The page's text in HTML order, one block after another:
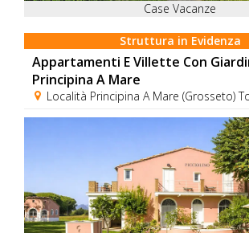
Case Vacanze
Struttura in Evidenza
Appartamenti E Villette Con
Principina A Mare
Località Principina A Mare (Grosseto)